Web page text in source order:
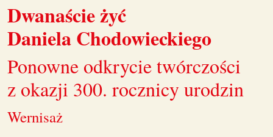
Dwanaście żyć
Daniela Chodowieckiego
Ponowne odkrycie twórczości
z okazji 300. rocznicy urodzin
Wernisaż